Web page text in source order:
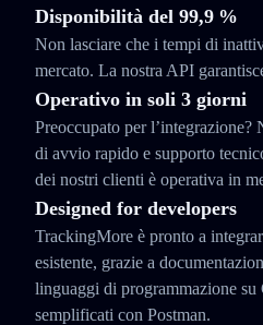
Disponibilità del 99,9 %
Non lasciare che i tempi di
mercato. La nostra API
Operativo in soli 3 giorni
Preoccupato per
di avvio rapido e supporto
dei nostri clienti è operativa in
Designed for developers
TrackingMore è pronto a
esistente, grazie a
linguaggi di programmazione
semplificati con Postman.